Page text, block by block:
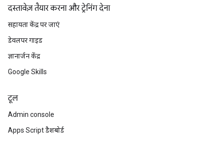
दस्तावेज़ तैयार करना और ट्रेनिंग देना
सहायता केंद्र पर जाएं
डेवलपर गाइड
ज्ञानार्जन केंद्र
Google Skills
टूल
Admin console
Apps Script डैशबोर्ड